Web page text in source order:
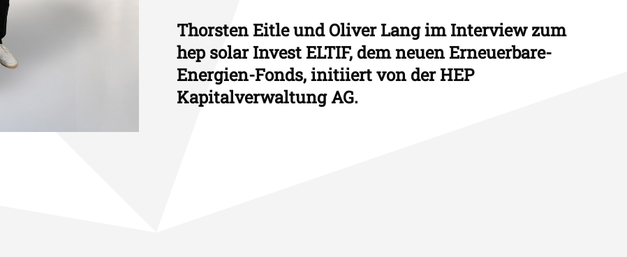
Thorsten Eitle und Oliver Lang im Interview zum
hep solar Invest ELTIF, dem neuen Erneuerbare-
Energien-Fonds, initiiert von der HEP
Kapitalverwaltung AG.